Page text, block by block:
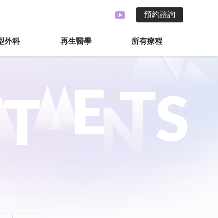
預約諮詢
外科 再生醫學 所有療程